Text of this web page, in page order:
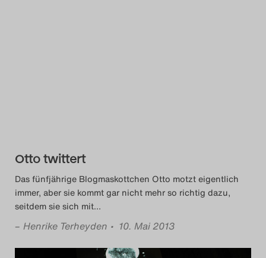
Das Theatertreffen-Blog
2019
Das Theatertreffen-Blog
2020
Otto twittert
Das fünfjährige Blogmaskottchen Otto motzt eigentlich
immer, aber sie kommt gar nicht mehr so richtig dazu,
seitdem sie sich mit…
– Henrike Terheyden • 10. Mai 2013